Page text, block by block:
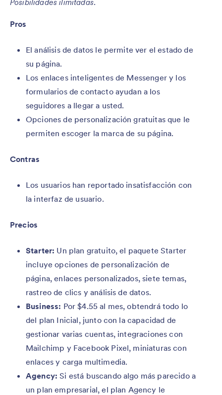
Pros
El análisis de datos le permite ver el estado de
su página.
Los enlaces inteligentes de Messenger y los
formularios de contacto ayudan a los
seguidores a llegar a usted.
Opciones de personalización gratuitas que le
permiten escoger la marca de su página.
Contras
Los usuarios han reportado insatisfacción con
la interfaz de usuario.
Precios
Starter: Un plan gratuito, el paquete Starter
incluye opciones de personalización de
página, enlaces personalizados, siete temas,
rastreo de clics y análisis de datos.
Business: Por $4.55 al mes, obtendrá todo lo
del plan Inicial, junto con la capacidad de
gestionar varias cuentas, integraciones con
Mailchimp y Facebook Pixel, miniaturas con
enlaces y carga multimedia.
Agency: Si está buscando algo más parecido a
un plan empresarial, el plan Agency le